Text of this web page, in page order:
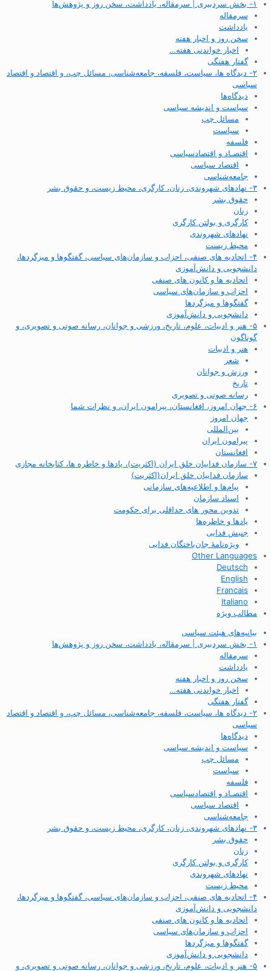
۱- بخش سردبیری | سرمقاله، یادداشت، سخن روز و پژوهش‌ها
سرمقاله
یادداشت
سخن روز و اخبار هفته
اخبار خواندنی هفته…
گفتار هفتگی
۲- دیدگاه ها، سیاست، فلسفه، جامعه‌شناسی، مسائل چپ، و اقتصاد و اقتصاد
سیاسی
دیدگاه‌ها
سیاست و اندیشه سیاسی
مسائل چپ
سیاست
فلسفه
اقتصـاد و اقتصاد‌سیاسی
اقتصاد سیاسی
جامعه‌شناسی
۳- نهادهای شهروندی، زنان، کارگری، محیط زیست، و حقوق بشر
حقوق بشر
زنان
کارگری و بولتن کارگری
نهادهای شهروندی
محیط زیست
۴- اتحادیه های صنفی، احزاب و سازمان‌های سیاسی، گفتگوها و میزگردها،
دانشجویی و دانش‌آموزی
اتحادیه ها و کانون های صنفی
احزاب و سازمان‌های سیاسی
گفتگوها و میزگردها
دانشجویی و دانش‌آموزی
۵- هنر و ادبیات، علوم، تاریخ، ورزشی و جوانان، رسانه صوتی و تصویری، و
گوناگون
هنر و ادبیات
شعر
ورزش و جوانان
تاریخ
رسانه صوتی و تصویری
۶- جهان امروز، افغانستان، پیرامون ایران، و نظرات شما
جهان امروز
بین‌المللی
پیرامون ایران
افغانستان
۷- سازمان فداییان خلق ایران (اکثریت)، یادها و خاطره ها، کتابخانه مجازی
سازمان فداییان خلق ایران(اکثریت)
پیام‌ها و اطلاعیه‌های سازمانی
اسناد سازمان
تدوین محور های حداقلی برای حکومت
یادها و خاطره‌ها
جنبش فدایی
ویژه‌نامهٔ جان‌باختگان فدایی
Other Languages
Deutsch
English
Francais
Italiano
مطالب ویژه
بیانیه‌های هیئت سیاسی
۱- بخش سردبیری | سرمقاله، یادداشت، سخن روز و پژوهش‌ها
سرمقاله
یادداشت
سخن روز و اخبار هفته
اخبار خواندنی هفته…
گفتار هفتگی
۲- دیدگاه ها، سیاست، فلسفه، جامعه‌شناسی، مسائل چپ، و اقتصاد و اقتصاد
سیاسی
دیدگاه‌ها
سیاست و اندیشه سیاسی
مسائل چپ
سیاست
فلسفه
اقتصـاد و اقتصاد‌سیاسی
اقتصاد سیاسی
جامعه‌شناسی
۳- نهادهای شهروندی، زنان، کارگری، محیط زیست، و حقوق بشر
حقوق بشر
زنان
کارگری و بولتن کارگری
نهادهای شهروندی
محیط زیست
۴- اتحادیه های صنفی، احزاب و سازمان‌های سیاسی، گفتگوها و میزگردها،
دانشجویی و دانش‌آموزی
اتحادیه ها و کانون های صنفی
احزاب و سازمان‌های سیاسی
گفتگوها و میزگردها
دانشجویی و دانش‌آموزی
۵- هنر و ادبیات، علوم، تاریخ، ورزشی و جوانان، رسانه صوتی و تصویری، و